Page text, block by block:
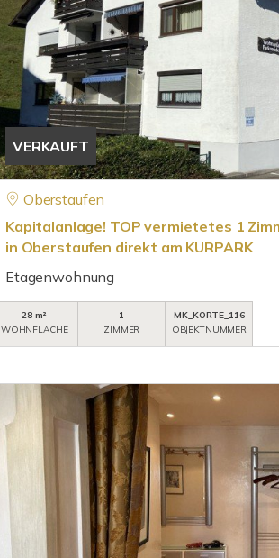
VERKAUFT
Oberstaufen
Kapitalanlage! TOP vermietetes 1
in Oberstaufen direkt am KURPARK
Etagenwohnung
28 m²
WOHNFLÄCHE
1
ZIMMER
MK_KORTE_116
OBJEKTNUMMER